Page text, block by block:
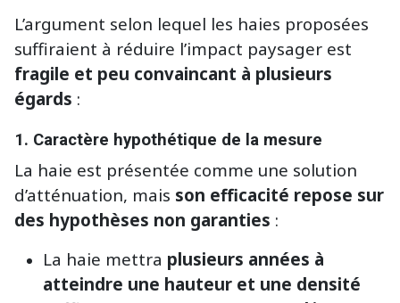
L’argument selon lequel les haies proposées
suffiraient à réduire l’impact paysager est
fragile et peu convaincant à plusieurs
égards :
1. Caractère hypothétique de la mesure
La haie est présentée comme une solution
d’atténuation, mais son efficacité repose sur
des hypothèses non garanties :
La haie mettra plusieurs années à
atteindre une hauteur et une densité